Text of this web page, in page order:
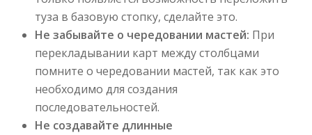
туза в базовую стопку, сделайте это.
Не забывайте о чередовании мастей: При
перекладывании карт между столбцами
помните о чередовании мастей, так как это
необходимо для создания
последовательностей.
Не создавайте длинные